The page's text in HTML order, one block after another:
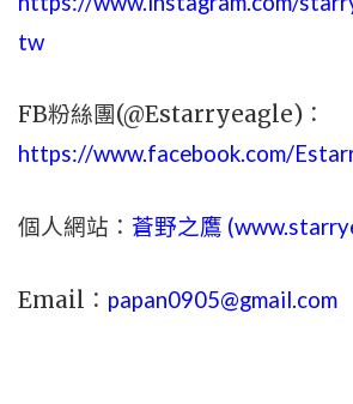
tw
FB粉絲團(@Estarryeagle)：
https://www.facebook.com/
個人網站： 蒼野之鷹 (www.
Email： papan0905@gmail.com